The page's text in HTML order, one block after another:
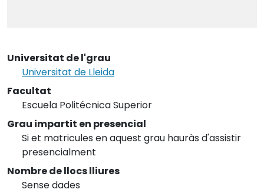
Universitat de l'grau
Universitat de Lleida
Facultat
Escuela Politécnica Superior
Grau impartit en presencial
Si et matricules en aquest grau hauràs d'assistir
presencialment
Nombre de llocs lliures
Sense dades